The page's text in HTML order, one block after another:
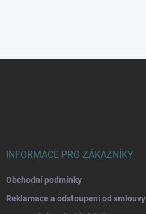
INFORMACE PRO ZÁKAZNÍKY
Obchodní podmínky
Reklamace a odstoupení od smlouvy